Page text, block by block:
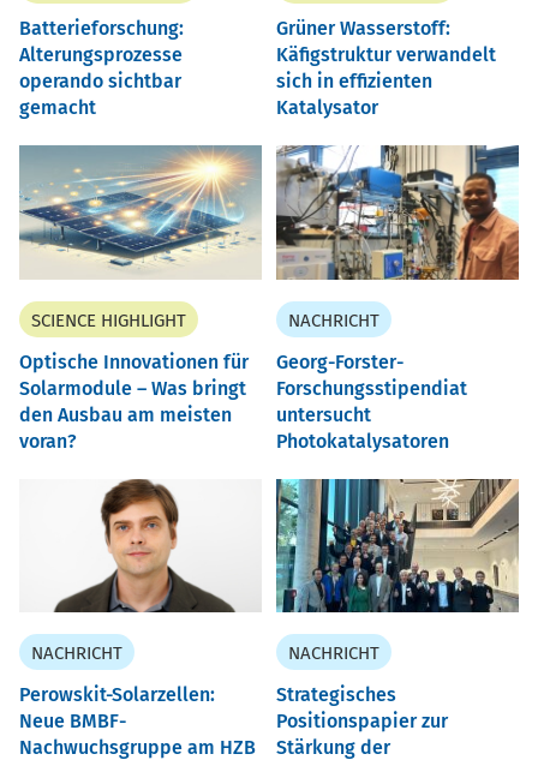
Batterieforschung:
Alterungsprozesse
operando sichtbar
gemacht
Grüner Wasserstoff:
Käfigstruktur verwandelt
sich in effizienten
Katalysator
SCIENCE HIGHLIGHT
Optische Innovationen für
Solarmodule – Was bringt
den Ausbau am meisten
voran?
NACHRICHT
Georg-Forster-
Forschungsstipendiat
untersucht
Photokatalysatoren
NACHRICHT
Perowskit-Solarzellen:
Neue BMBF-
Nachwuchsgruppe am HZB
NACHRICHT
Strategisches
Positionspapier zur
Stärkung der